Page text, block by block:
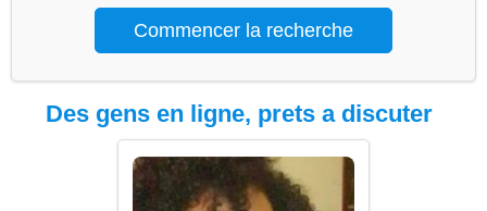
Des gens en ligne, prets a discuter